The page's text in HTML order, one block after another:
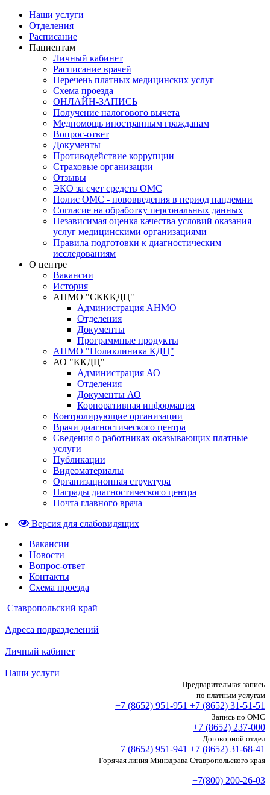
Наши услуги
Отделения
Расписание
Пациентам
Личный кабинет
Расписание врачей
Перечень платных медицинских услуг
Схема проезда
ОНЛАЙН-ЗАПИСЬ
Получение налогового вычета
Медпомощь иностранным гражданам
Вопрос-ответ
Документы
Противодействие коррупции
Страховые организации
Отзывы
ЭКО за счет средств ОМС
Полис ОМС - нововведения в период пандемии
Согласие на обработку персональных данных
Независимая оценка качества условий оказания
услуг медицинскими организациями
Правила подготовки к диагностическим
исследованиям
О центре
Вакансии
История
АНМО "СКККДЦ"
Администрация АНМО
Отделения
Документы
Программные продукты
АНМО "Поликлиника КДЦ"
АО "ККДЦ"
Администрация АО
Отделения
Документы АО
Корпоративная информация
Контролирующие организации
Врачи диагностического центра
Сведения о работниках оказывающих платные
услуги
Публикации
Видеоматериалы
Организационная структура
Награды диагностического центра
Почта главного врача
Версия для слабовидящих
Вакансии
Новости
Вопрос-ответ
Контакты
Схема проезда
Ставропольский край
Адреса подразделений
Личный кабинет
Наши услуги
Предварительная запись
по платным услугам
+7 (8652) 951-951 +7 (8652) 31-51-51
Запись по ОМС
+7 (8652) 237-000
Договорной отдел
+7 (8652) 951-941 +7 (8652) 31-68-41
Горячая линия Минздрава Ставропольского края
+7(800) 200-26-03